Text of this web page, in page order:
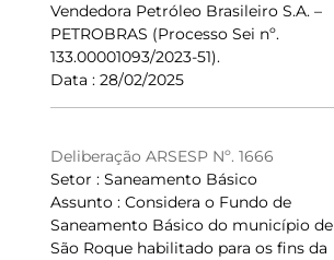
Vendedora Petróleo Brasileiro S.A. –
PETROBRAS (Processo Sei nº.
133.00001093/2023-51).
Data : 28/02/2025
Deliberação ARSESP Nº. 1666
Setor : Saneamento Básico
Assunto : Considera o Fundo de
Saneamento Básico do município de
São Roque habilitado para os fins da